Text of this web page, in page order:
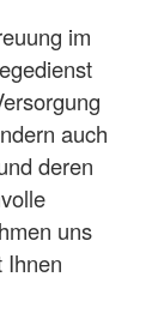
im
auch
deren
uns
Ihnen